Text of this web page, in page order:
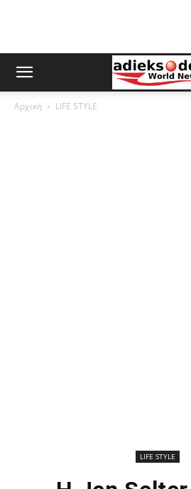
Αρχική LIFE STYLE
LIFE STYLE